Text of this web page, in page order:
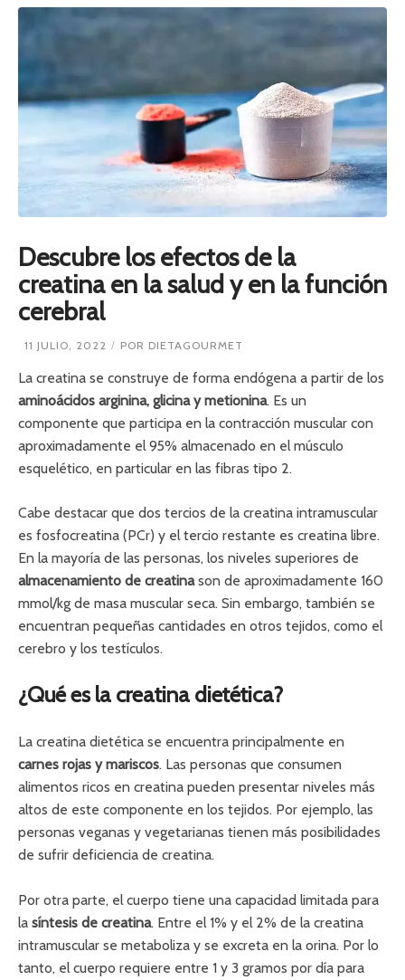
Descubre los efectos de la
creatina en la salud y en la función
cerebral
11 JULIO, 2022 POR DIETAGOURMET
La creatina se construye de forma endógena a partir de los
aminoácidos arginina, glicina y metionina. Es un
componente que participa en la contracción muscular con
aproximadamente el 95% almacenado en el músculo
esquelético, en particular en las fibras tipo 2.
Cabe destacar que dos tercios de la creatina intramuscular
es fosfocreatina (PCr) y el tercio restante es creatina libre.
En la mayoría de las personas, los niveles superiores de
almacenamiento de creatinason de aproximadamente 160
mmol/kg de masa muscular seca. Sin embargo, también se
encuentran pequeñas cantidades en otros tejidos, como el
cerebro y los testículos.
¿Qué es la creatina dietética?
La creatina dietética se encuentra principalmente en
carnes rojas y mariscos. Las personas que consumen
alimentos ricos en creatina pueden presentar niveles más
altos de este componente en los tejidos. Por ejemplo, las
personas veganas y vegetarianas tienen más posibilidades
de sufrir deficiencia de creatina.
Por otra parte, el cuerpo tiene una capacidad limitada para
la síntesis de creatina. Entre el 1% y el 2% de la creatina
intramuscular se metaboliza y se excreta en la orina. Por lo
tanto, el cuerpo requiere entre 1 y 3 gramos por día para